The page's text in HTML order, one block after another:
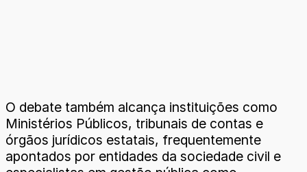
O debate também alcança instituições como
Ministérios Públicos, tribunais de contas e
órgãos jurídicos estatais, frequentemente
apontados por entidades da sociedade civil e